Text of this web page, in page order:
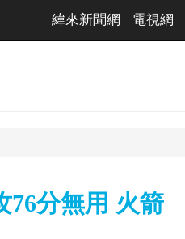
緯來新聞網 電視網
76分無用 火箭